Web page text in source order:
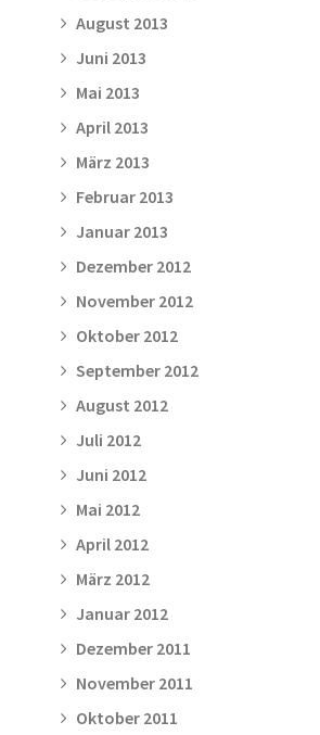
August 2013
Juni 2013
Mai 2013
April 2013
März 2013
Februar 2013
Januar 2013
Dezember 2012
November 2012
Oktober 2012
September 2012
August 2012
Juli 2012
Juni 2012
Mai 2012
April 2012
März 2012
Januar 2012
Dezember 2011
November 2011
Oktober 2011